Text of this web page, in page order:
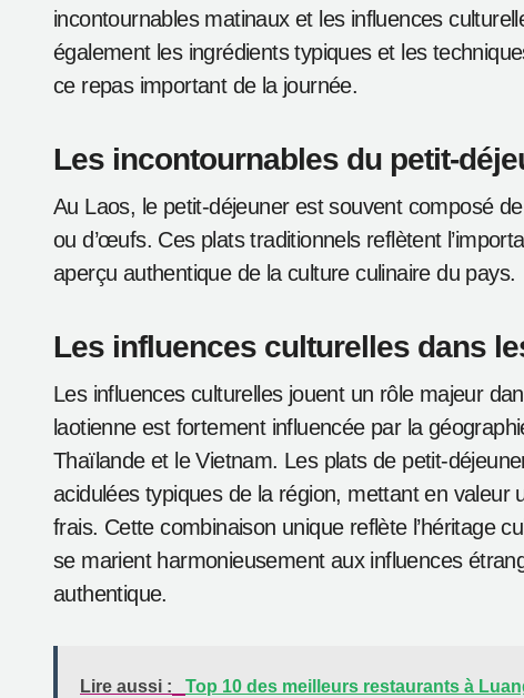
incontournables matinaux et les influences
également les ingrédients typiques et les
ce repas important de la journée.
Les incontournables du petit-
Au Laos, le petit-déjeuner est souvent composé de
ou d’œufs. Ces plats traditionnels reflètent
aperçu authentique de la culture culinaire du pays.
Les influences culturelles dans
Les influences culturelles jouent un rôle majeur
laotienne est fortement influencée par la
Thaïlande et le Vietnam. Les plats de petit-
acidulées typiques de la région, mettant en valeur
frais. Cette combinaison unique reflète l’héritage
se marient harmonieusement aux influences
authentique.
Lire aussi : Top 10 des meilleurs restaurants à